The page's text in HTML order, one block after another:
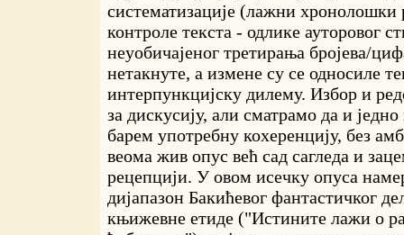
систематизације (лажни хронолошки
контроле текста - одлике ауторовог
неуобичајеног третирања бројева/
нетакнуте, а измене су се односиле
интерпункцијску дилему. Избор и
за дискусију, али сматрамо да и
барем употребну кохеренцију, без
веома жив опус већ сад сагледа и
рецепцији. У овом исечку опуса
дијапазон Бакићевог фантастичког
књижевне етиде ("Истините лажи о